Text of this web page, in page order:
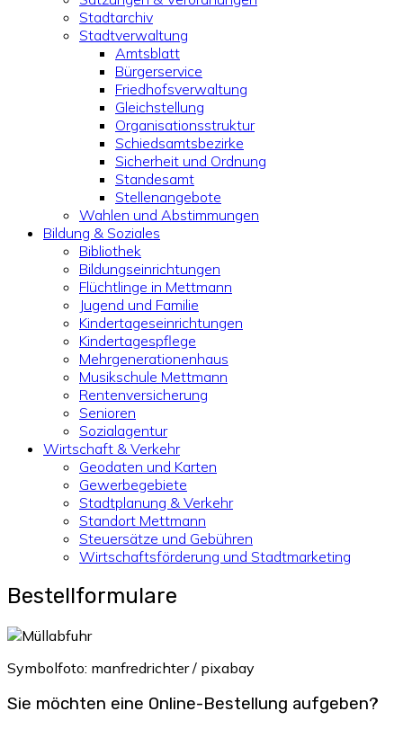
Stadtarchiv
Stadtverwaltung
Amtsblatt
Bürgerservice
Friedhofsverwaltung
Gleichstellung
Organisationsstruktur
Schiedsamtsbezirke
Sicherheit und Ordnung
Standesamt
Stellenangebote
Wahlen und Abstimmungen
Bildung & Soziales
Bibliothek
Bildungseinrichtungen
Flüchtlinge in Mettmann
Jugend und Familie
Kindertageseinrichtungen
Kindertagespflege
Mehrgenerationenhaus
Musikschule Mettmann
Rentenversicherung
Senioren
Sozialagentur
Wirtschaft & Verkehr
Geodaten und Karten
Gewerbegebiete
Stadtplanung & Verkehr
Standort Mettmann
Steuersätze und Gebühren
Wirtschaftsförderung und Stadtmarketing
Bestellformulare
Symbolfoto: manfredrichter / pixabay
Sie möchten eine Online-Bestellung aufgeben?